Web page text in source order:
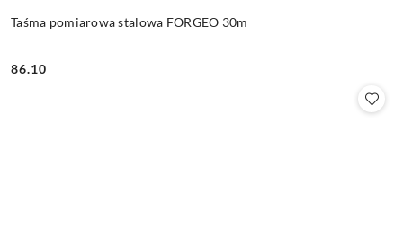
Taśma pomiarowa stalowa FORGEO 30m
Cena:
86.10